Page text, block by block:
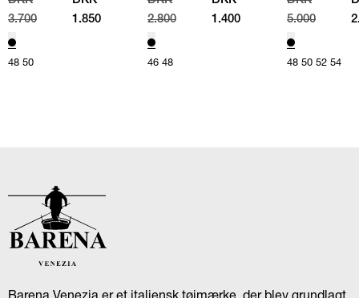
3.700
1.850
48 50
2.800
1.400
46 48
5.000
48 50 52 54
Barena Venezia er et italiensk tøjmærke, der blev grundlagt